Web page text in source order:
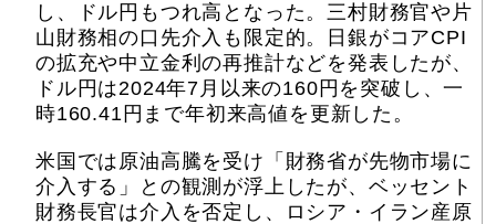
し、ドル円もつれ高となった。三村財務官や片
山財務相の口先介入も限定的。日銀がコアCPI
の拡充や中立金利の再推計などを発表したが、
ドル円は2024年7月以来の160円を突破し、一
時160.41円まで年初来高値を更新した。
米国では原油高騰を受け「財務省が先物市場に
介入する」との観測が浮上したが、ベッセント
財務長官は介入を否定し、ロシア・イラン産原